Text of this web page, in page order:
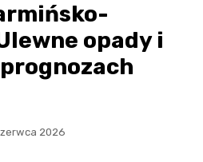
opady i
2026